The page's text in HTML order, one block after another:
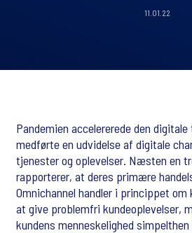
11.01.22
Pandemien accelererede den
medførte en udvidelse af digitale
tjenester og oplevelser. Næsten en
rapporterer, at deres primære
Omnichannel handler i princippet
at give problemfri kundeoplevelser,
kundens menneskelighed